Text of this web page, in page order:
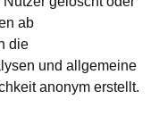
ab
die
und allgemeine
anonym erstellt.